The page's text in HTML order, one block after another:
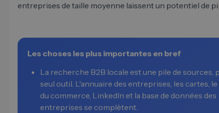
entreprises de taille moyenne laissent un potentiel de
Les choses les plus importantes en bref
La recherche B2B locale est une pile de sources,
seul outil. L'annuaire des entreprises, les cartes,
du commerce, LinkedIn et la base de données des
entreprises se complètent.